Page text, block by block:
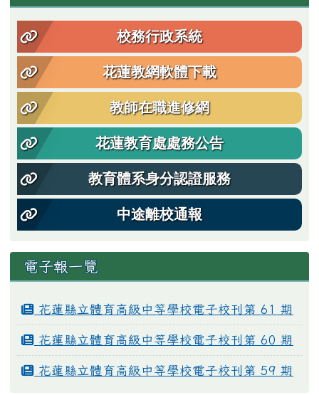
校務行政系統
花蓮教網軟體下載
教師在職進修網
花蓮教育處處務公告
教育體系身分認證服務
中途離校通報
電子報一覽
花蓮縣立體育高級中等學校電子校刊第 61 期
花蓮縣立體育高級中等學校電子校刊第 60 期
花蓮縣立體育高級中等學校電子校刊第 59 期